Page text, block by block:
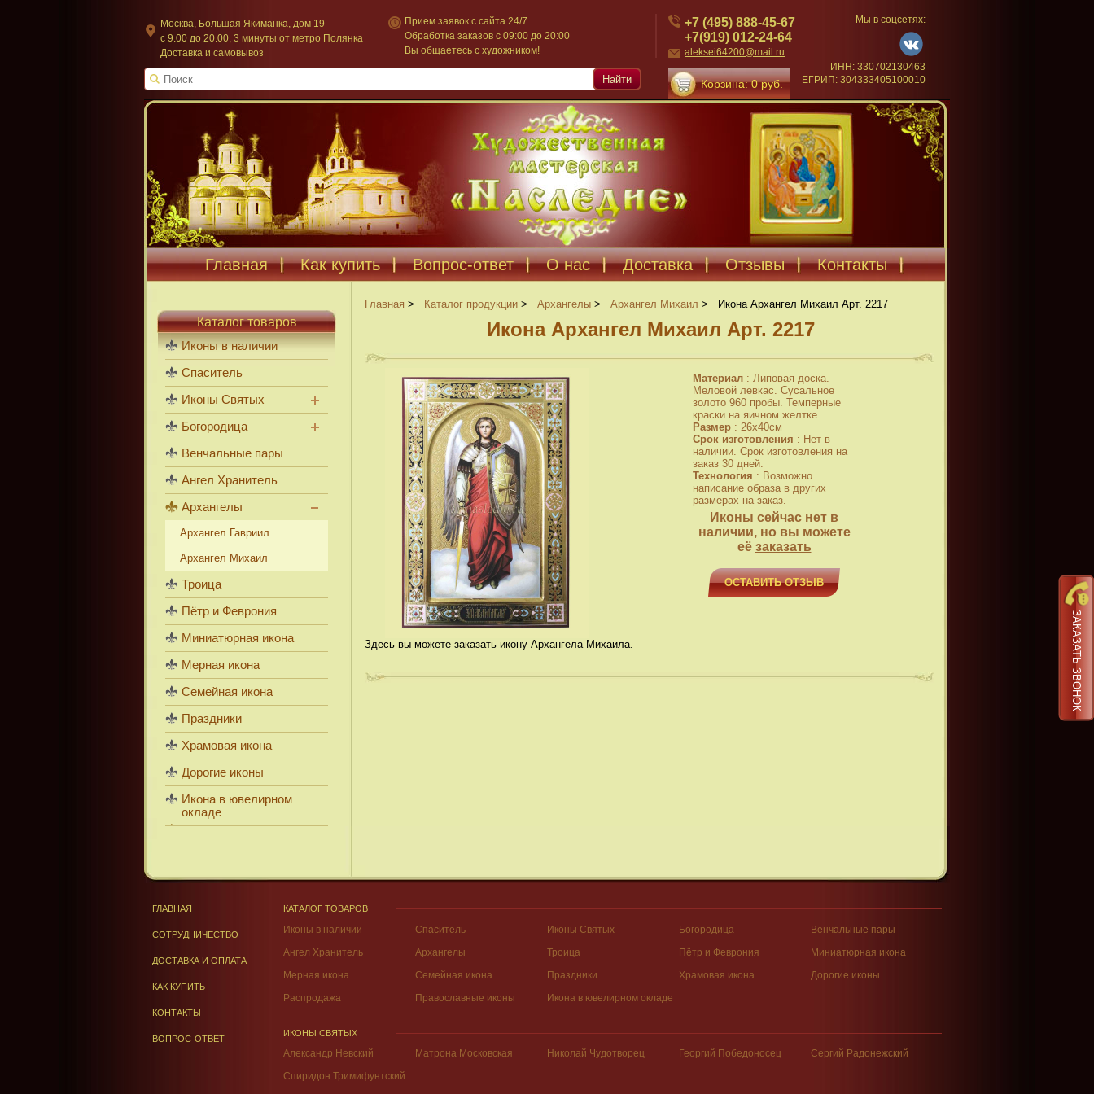
Москва, Большая Якиманка, дом 19
c 9.00 до 20.00, 3 минуты от метро Полянка
Доставка и самовывоз
Прием заявок с сайта 24/7
Обработка заказов с 09:00 до 20:00
Вы общаетесь с художником!
+7 (495) 888-45-67
+7(919) 012-24-64
aleksei64200@mail.ru
Корзина: 0 руб.
Мы в соцсетях:
ИНН: 330702130463
ЕГРИП: 304333405100010
Найти
Главная Как купить Вопрос-ответ О нас Доставка Отзывы Контакты
Главная > Каталог продукции > Архангелы > Архангел Михаил > Икона Архангел Михаил Арт. 2217
Икона Архангел Михаил Арт. 2217
Материал : Липовая доска.
Меловой левкас. Сусальное
золото 960 пробы. Темперные
краски на яичном желтке.
Размер : 26x40см
Срок изготовления : Нет в
наличии. Срок изготовления на
заказ 30 дней.
Технология : Возможно
написание образа в других
размерах на заказ.
Иконы сейчас нет в
наличии, но вы можете
её заказать
ОСТАВИТЬ ОТЗЫВ
Здесь вы можете заказать икону Архангела Михаила.
Каталог товаров
Иконы в наличии
Спаситель
Иконы Святых
Богородица
Венчальные пары
Ангел Хранитель
Архангелы
Архангел Гавриил
Архангел Михаил
Троица
Пётр и Феврония
Миниатюрная икона
Мерная икона
Семейная икона
Праздники
Храмовая икона
Дорогие иконы
Икона в ювелирном
окладе
ЗАКАЗАТЬ ЗВОНОК
ГЛАВНАЯ
СОТРУДНИЧЕСТВО
ДОСТАВКА И ОПЛАТА
КАК КУПИТЬ
КОНТАКТЫ
ВОПРОС-ОТВЕТ
КАТАЛОГ ТОВАРОВ
Иконы в наличии Спаситель Иконы Святых Богородица
Венчальные пары
Ангел Хранитель
Архангелы Троица Пётр и Феврония
Миниатюрная икона
Мерная икона
Семейная икона Праздники Храмовая икона
Дорогие иконы
Распродажа
Православные иконы Икона в ювелирном окладе
ИКОНЫ СВЯТЫХ
Александр Невский Матрона Московская Николай Чудотворец Георгий Победоносец
Сергий Радонежский
Спиридон Тримифунтский